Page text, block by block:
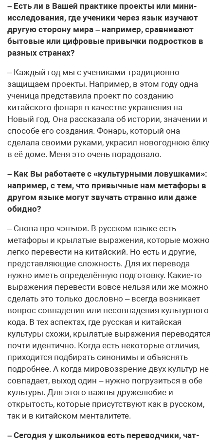
– Есть ли в Вашей практике проекты или мини-
исследования, где ученики через язык изучают
другую сторону мира – например, сравнивают
бытовые или цифровые привычки подростков в
разных странах?
– Каждый год мы с учениками традиционно
защищаем проекты. Например, в этом году одна
ученица представила проект по созданию
китайского фонаря в качестве украшения на
Новый год. Она рассказала об истории, значении и
способе его создания. Фонарь, который она
сделала своими руками, украсил новогоднюю ёлку
в её доме. Меня это очень порадовало.
– Как Вы работаете с «культурными ловушками»:
например, с тем, что привычные нам метафоры в
другом языке могут звучать странно или даже
обидно?
– Снова про чэнъюи. В русском языке есть
метафоры и крылатые выражения, которые можно
легко перевести на китайский. Но есть и другие,
представляющие сложность. Для их перевода
нужно иметь определённую подготовку. Какие-то
выражения перевести вовсе нельзя или же можно
сделать это только дословно – всегда возникает
вопрос совпадения или несовпадения культурного
кода. В тех аспектах, где русская и китайская
культуры схожи, крылатые выражения переводятся
почти идентично. Когда есть некоторые отличия,
приходится подбирать синонимы и объяснять
подробнее. А когда мировоззрение двух культур не
совпадает, выход один – нужно погрузиться в обе
культуры. Для этого важны дружелюбие и
открытость, которые присутствуют как в русском,
так и в китайском менталитете.
– Сегодня у школьников есть переводчики, чат-